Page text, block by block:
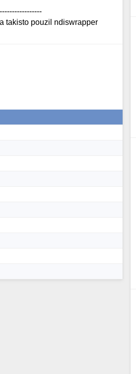
takisto pouzil ndiswrapper